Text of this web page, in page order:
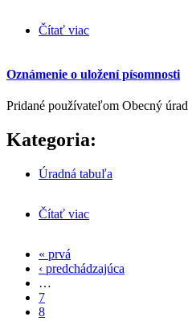
Čítať viac
Oznámenie o uložení písomnosti
Pridané používateľom Obecný úrad
Kategoria:
Úradná tabuľa
Čítať viac
Stránky
« prvá
‹ predchádzajúca
…
7
8